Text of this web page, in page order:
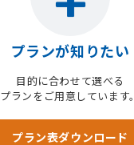
プランが知りたい
目的に合わせて選べる
プランをご用意しています。
プラン表ダウンロード